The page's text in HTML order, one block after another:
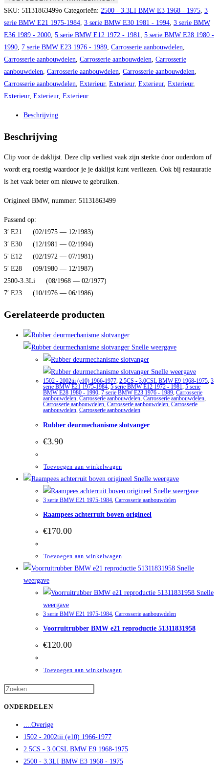
bevestiging
daklijst
aantal
SKU: 51131863499o Categorieën: 2500 - 3.3LI BMW E3 1968 - 1975 3
serie BMW E21 1975-1984 3 serie BMW E30 1981 - 1994 3 serie BMW
E36 1989 - 2000 5 serie BMW E12 1972 - 1981
5 serie BMW E28 1980 -
1990 7 serie BMW E23 1976 - 1989 Carrosserie aanbouwdelen
Carrosserie aanbouwdelen Carrosserie aanbouwdelen Carrosserie
aanbouwdelen Carrosserie aanbouwdelen Carrosserie aanbouwdelen
Carrosserie aanbouwdelen Exterieur, Exterieur, Exterieur, Exterieur,
Exterieur, Exterieur, Exterieur
Beschrijving
Beschrijving
Clip voor de daklijst. Deze clip verliest vaak zijn sterkte door ouderdom of
wordt erg roestig waardoor je je daklijst kunt verliezen. Ook bij restauratie
is het vaak beter om nieuwe te gebruiken.
Origineel BMW, nummer: 51131863499
Passend op:
3′ E21 (02/1975 — 12/1983)
3′ E30 (12/1981 — 02/1994)
5′ E12 (02/1972 — 07/1981)
5′ E28 (09/1980 — 12/1987)
2500-3.3Li (08/1968 — 02/1977)
7′ E23 (10/1976 — 06/1986)
Gerelateerde producten
Snelle weergave
Snelle weergave
1502 - 2002tii (e10) 1966-1977, 2.5CS - 3.0CSL BMW E9 1968-1975, 3
serie BMW E21 1975-1984, 5 serie BMW E12 1972 - 1981, 5 serie
BMW E28 1980 - 1990, 7 serie BMW E23 1976 - 1989, Carrosserie
aanbouwdelen, Carrosserie aanbouwdelen, Carrosserie aanbouwdelen,
Carrosserie aanbouwdelen, Carrosserie aanbouwdelen, Carrosserie
aanbouwdelen, Carrosserie aanbouwdelen
Rubber deurmechanisme slotvanger
€3.90
Toevoegen aan winkelwagen
Snelle weergave
Snelle weergave
3 serie BMW E21 1975-1984 Carrosserie aanbouwdelen
Raampees achterruit boven origineel
€170.00
Toevoegen aan winkelwagen
Snelle
weergave
Snelle
weergave
3 serie BMW E21 1975-1984 Carrosserie aanbouwdelen
Voorruitrubber BMW e21 reproductie 51311831958
€120.00
Toevoegen aan winkelwagen
het
zoekpaneel
te
ONDERDELEN
....Overige
1502 - 2002tii (e10) 1966-1977
2.5CS - 3.0CSL BMW E9 1968-1975
2500 - 3.3LI BMW E3 1968 - 1975